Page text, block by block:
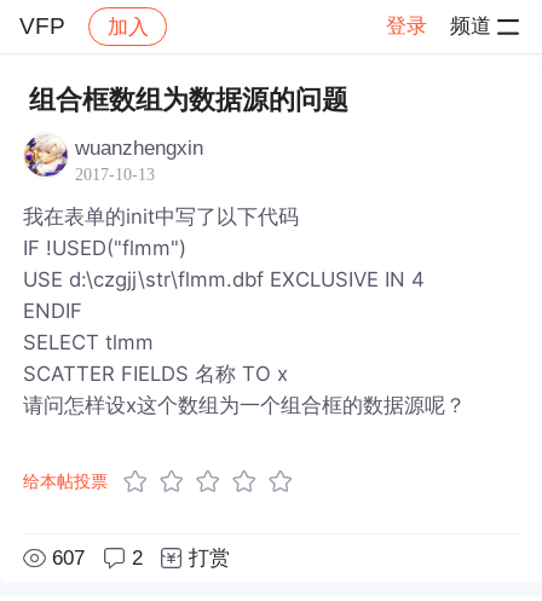
VFP 加入 登录 频道
社区 VFP 帖子详情
组合框数组为数据源的问题
wuanzhengxin
2017-10-13
我在表单的init中写了以下代码
IF !USED("flmm")
USE d:\czgjj\str\flmm.dbf EXCLUSIVE IN 4
ENDIF
SELECT tlmm
SCATTER FIELDS 名称 TO x
请问怎样设x这个数组为一个组合框的数据源呢？
给本帖投票
607 2 打赏